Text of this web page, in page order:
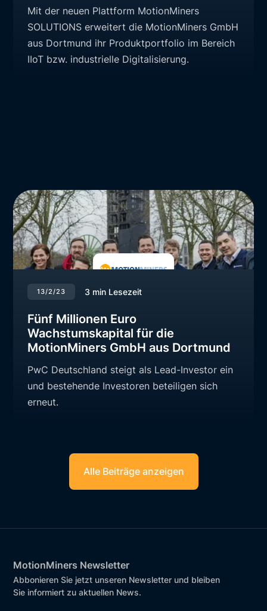
Mit der neuen Plattform MotionMiners
SOLUTIONS erweitert die MotionMiners GmbH
aus Dortmund ihr Produktportfolio im Bereich
IIoT bzw. industrielle Digitalisierung.
13/2/23 3 min Lesezeit
Fünf Millionen Euro
Wachstumskapital für die
MotionMiners GmbH aus Dortmund
PwC Deutschland steigt als Lead-Investor ein
und bestehende Investoren beteiligen sich
erneut.
Alle Beiträge anzeigen
MotionMiners Newsletter
Abbonieren Sie jetzt unseren Newsletter und bleiben
Sie informiert zu aktuellen News.